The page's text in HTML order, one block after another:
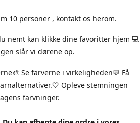
10 personer , kontakt os herom.
nemt kan klikke dine favoritter hjem 💻
slår vi dørene op.
Se farverne i virkeligheden💬 Få
Opleve stemningen
farvninger.